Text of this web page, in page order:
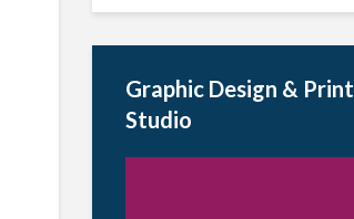
Graphic Design & Print
Studio